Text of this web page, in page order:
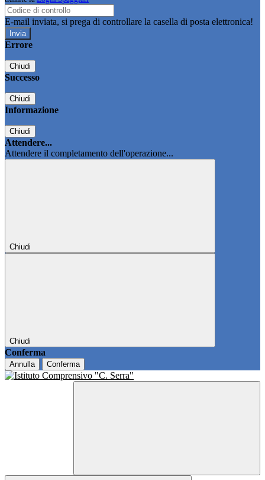
E-mail inviata, si prega di controllare la casella di posta elettronica!
Errore
Chiudi
Successo
Chiudi
Informazione
Chiudi
Attendere...
Attendere il completamento dell'operazione...
Chiudi
Chiudi
Conferma
Annulla Conferma